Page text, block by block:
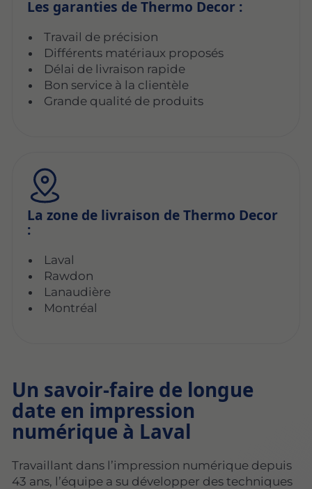
Les garanties de Thermo Decor :
Travail de précision
Différents matériaux proposés
Délai de livraison rapide
Bon service à la clientèle
Grande qualité de produits
La zone de livraison de Thermo Decor
:
Laval
Rawdon
Lanaudière
Montréal
Un savoir-faire de longue
date en impression
numérique à Laval
Travaillant dans l’impression numérique depuis
43 ans, l’équipe a su développer des techniques